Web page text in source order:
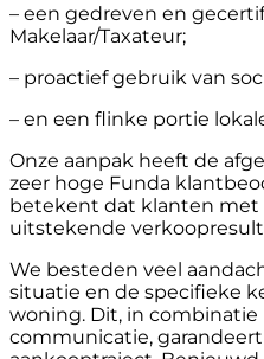
– een gedreven en
Makelaar/Taxateur;
– proactief gebruik van
– en een flinke portie
Onze aanpak heeft de
zeer hoge Funda
betekent dat klanten met
uitstekende
We besteden veel
situatie en de specifieke
woning. Dit, in
communicatie,